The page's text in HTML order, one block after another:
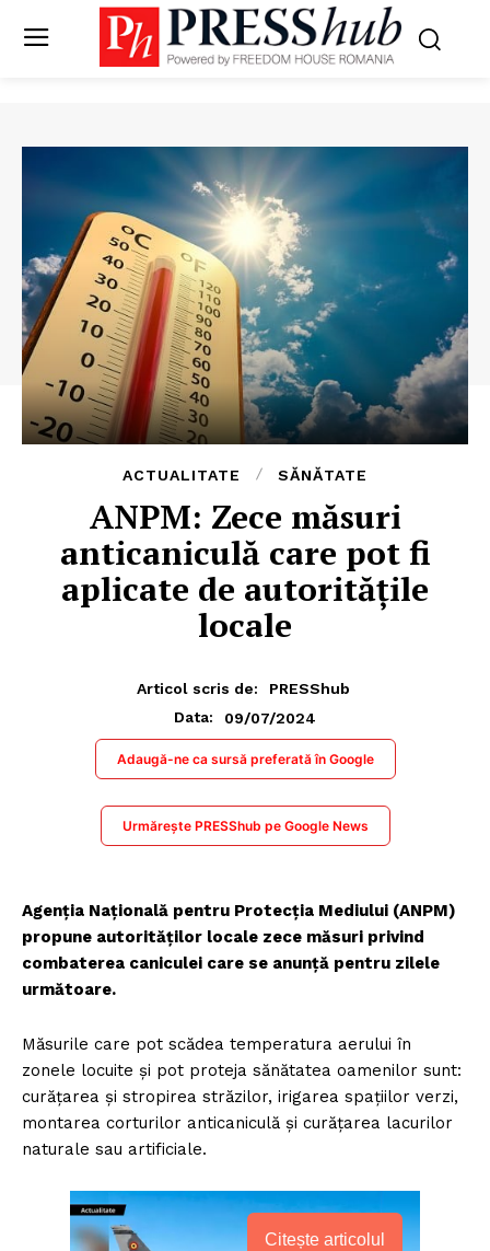
ACTUALITATE SĂNĂTATE
ANPM: Zece măsuri
anticaniculă care pot fi
aplicate de autoritățile
locale
Articol scris de:
PRESShub
Data:
09/07/2024
Adaugă-ne ca sursă preferată în Google
Urmărește PRESShub pe Google News
Agenția Națională pentru Protecția Mediului (ANPM)
propune autorităților locale zece măsuri privind
combaterea caniculei care se anunță pentru zilele
următoare.
Măsurile care pot scădea temperatura aerului în
zonele locuite și pot proteja sănătatea oamenilor sunt:
curățarea și stropirea străzilor, irigarea spațiilor verzi,
montarea corturilor anticaniculă și curățarea lacurilor
naturale sau artificiale.
Citește articolul